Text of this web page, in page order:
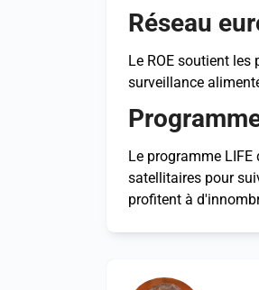
Réseau
Le ROE soutient
surveillance
Le programme
satellitaires pour
profitent à